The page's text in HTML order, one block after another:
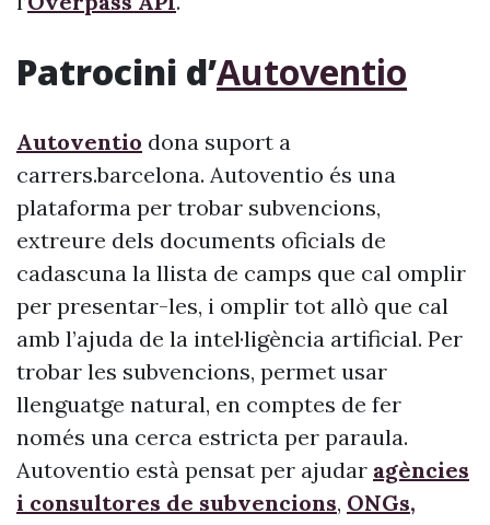
Patrocini d’Autoventio
Autoventio dona suport a
carrers.barcelona. Autoventio és una
plataforma per trobar subvencions,
extreure dels documents oficials de
cadascuna la llista de camps que cal omplir
per presentar-les, i omplir tot allò que cal
amb l’ajuda de la intel·ligència artificial. Per
trobar les subvencions, permet usar
llenguatge natural, en comptes de fer
només una cerca estricta per paraula.
Autoventio està pensat per ajudar agències
i consultores de subvencions, ONGs,